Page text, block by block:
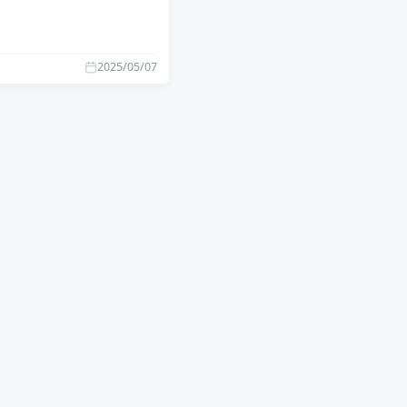
2025/05/07